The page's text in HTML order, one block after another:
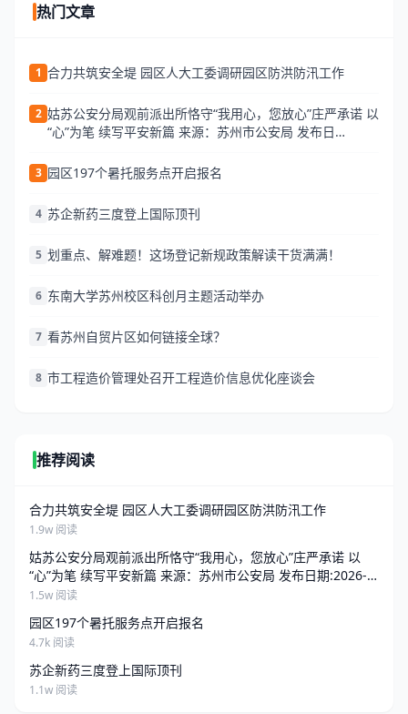
热门文章
1 合力共筑安全堤 园区人大工委调研园区防洪防汛工作
2 姑苏公安分局观前派出所恪守“我用心，您放心”庄严承诺 以
“心”为笔 续写平安新篇 来源：苏州市公安局 发布日
3 园区197个暑托服务点开启报名
4 苏企新药三度登上国际顶刊
5 划重点、解难题！这场登记新规政策解读干货满满！
6 东南大学苏州校区科创月主题活动举办
7 看苏州自贸片区如何链接全球？
8 市工程造价管理处召开工程造价信息优化座谈会
推荐阅读
合力共筑安全堤 园区人大工委调研园区防洪防汛工作
1.9w 阅读
姑苏公安分局观前派出所恪守“我用心，您放心”庄严承诺 以
“心”为笔 续写平安新篇 来源：苏州市公安局 发布日期:2026-
06-25 13:34 访问量:
1.5w 阅读
园区197个暑托服务点开启报名
4.7k 阅读
苏企新药三度登上国际顶刊
1.1w 阅读